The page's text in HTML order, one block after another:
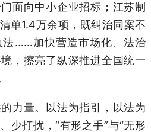
面向中小企业招标；江苏制
单1.4万余项，既纠治同案不
法……加快营造市场化、法治
，擦亮了纵深推进全国统一
量。以法为指引，以法为
少打扰，“有形之手”与“无形